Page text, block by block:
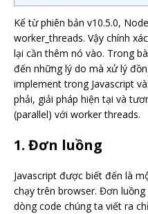
Kể từ phiên bản v10.5.0,
worker_threads. Vậy chính
lại cần thêm nó vào. Trong
đến những lý do mà xử lý
implement trong Javascript
phải, giải pháp hiện tại và
(parallel) với worker threads.
1. Đơn luồng
Javascript được biết đến là
chạy trên browser. Đơn
dòng code chúng ta viết ra